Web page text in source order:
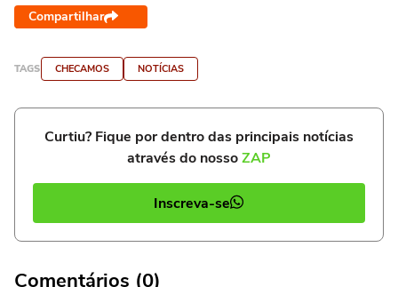
Compartilhar
TAGS CHECAMOS NOTÍCIAS
Curtiu? Fique por dentro das principais notícias
através do nossoZAP
Inscreva-se
Comentários (0)